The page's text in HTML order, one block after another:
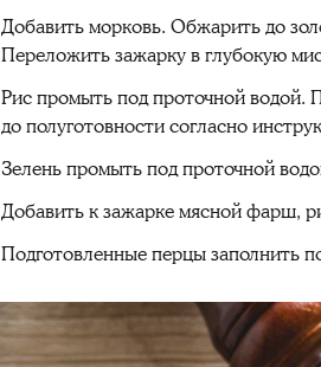
Добавить морковь. Обжарить до
Переложить зажарку в глубокую
Рис промыть под проточной водой.
до полуготовности согласно
Зелень промыть под проточной
Добавить к зажарке мясной фарш,
Подготовленные перцы заполнить